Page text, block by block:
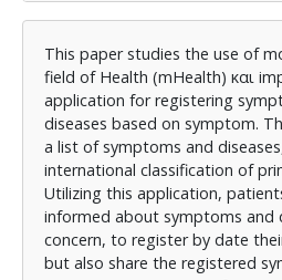
αναπτυχθεί είναι η διάχυση
πληροφοριών και η παροχή
ενημέρωσης.
This paper studies the use of
field of Health (mHealth) και
application for registering
diseases based on symptom.
a list of symptoms and
international classification of
Utilizing this application,
informed about symptoms and
concern, to register by date
but also share the registered